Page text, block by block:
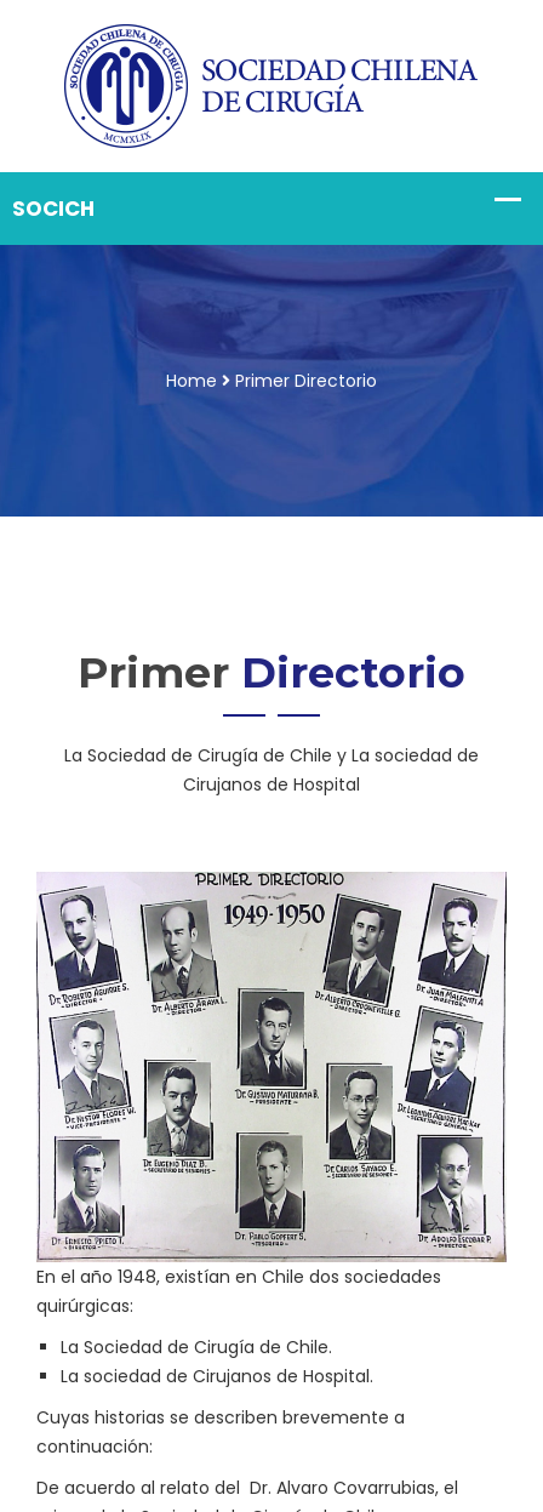
Home Primer Directorio
Primer Directorio
La Sociedad de Cirugía de Chile y La sociedad de
Cirujanos de Hospital
En el año 1948, existían en Chile dos sociedades
quirúrgicas:
La Sociedad de Cirugía de Chile.
La sociedad de Cirujanos de Hospital.
Cuyas historias se describen brevemente a
continuación:
De acuerdo al relato del Dr. Alvaro Covarrubias, el